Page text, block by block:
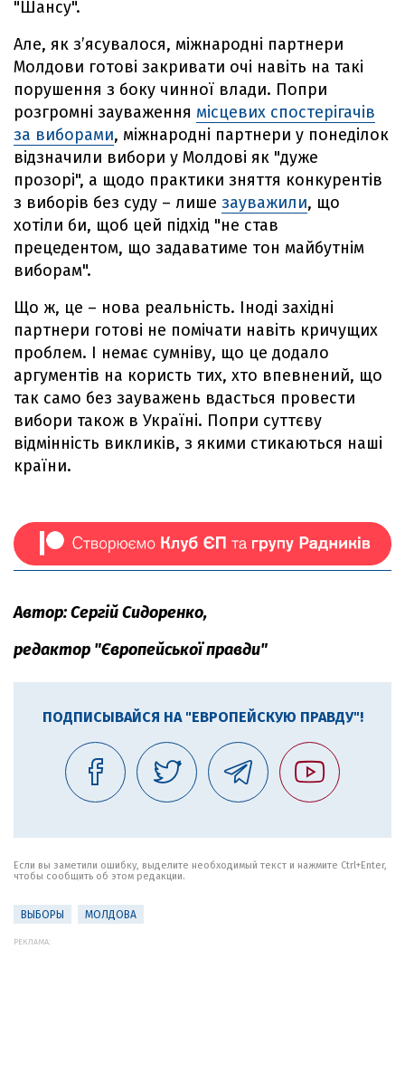
"Шансу".
Але, як з’ясувалося, міжнародні партнери
Молдови готові закривати очі навіть на такі
порушення з боку чинної влади. Попри
розгромні зауваження місцевих спостерігачів
за виборами, міжнародні партнери у понеділок
відзначили вибори у Молдові як "дуже
прозорі", а щодо практики зняття конкурентів
з виборів без суду – лише зауважили, що
хотіли би, щоб цей підхід "не став
прецедентом, що задаватиме тон майбутнім
виборам".
Що ж, це – нова реальність. Іноді західні
партнери готові не помічати навіть кричущих
проблем. І немає сумніву, що це додало
аргументів на користь тих, хто впевнений, що
так само без зауважень вдасться провести
вибори також в Україні. Попри суттєву
відмінність викликів, з якими стикаються наші
країни.
Автор: Сергій Сидоренко,
редактор "Європейської правди"
ПОДПИСЫВАЙСЯ НА "ЕВРОПЕЙСКУЮ ПРАВДУ"!
Если вы заметили ошибку, выделите необходимый текст и нажмите Ctrl+Enter,
чтобы сообщить об этом редакции.
ВЫБОРЫ МОЛДОВА
РЕКЛАМА: